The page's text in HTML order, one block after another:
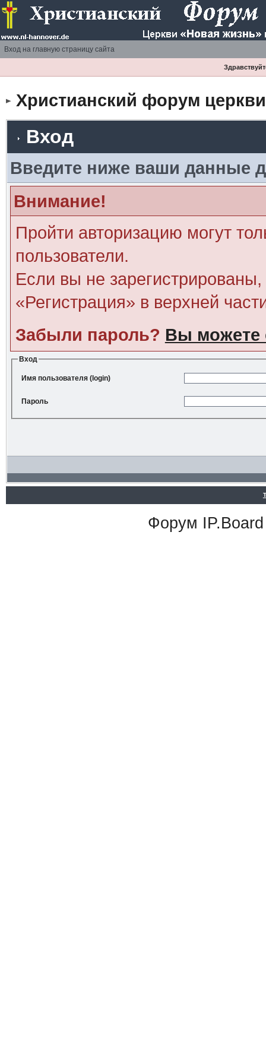
Вход на главную страницу сайта
Христианский форум
Вход
Введите ниже ваши данные
Внимание!
Пройти авторизацию могут
пользователи.
Если вы не
«Регистрация» в верхней
Забыли пароль? Вы можете
Вход
Имя пользователя (login)
Пароль
Форум IP.Board